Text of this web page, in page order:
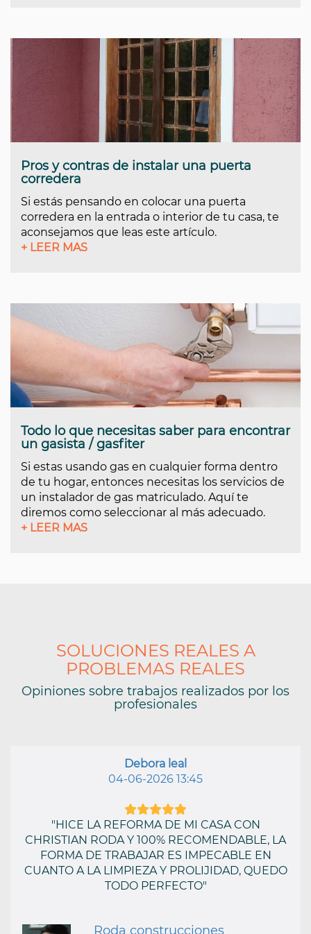
Pros y contras de instalar una puerta
corredera
Si estás pensando en colocar una puerta
corredera en la entrada o interior de tu casa, te
aconsejamos que leas este artículo.
+ LEER MAS
Todo lo que necesitas saber para encontrar
un gasista / gasfiter
Si estas usando gas en cualquier forma dentro
de tu hogar, entonces necesitas los servicios de
un instalador de gas matriculado. Aquí te
diremos como seleccionar al más adecuado.
+ LEER MAS
SOLUCIONES REALES A
PROBLEMAS REALES
Opiniones sobre trabajos realizados por los
profesionales
Debora leal
04-06-2026 13:45
"HICE LA REFORMA DE MI CASA CON
CHRISTIAN RODA Y 100% RECOMENDABLE, LA
FORMA DE TRABAJAR ES IMPECABLE EN
CUANTO A LA LIMPIEZA Y PROLIJIDAD, QUEDO
TODO PERFECTO"
Roda construcciones